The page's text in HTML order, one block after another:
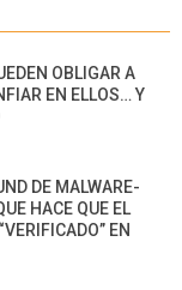
OBLIGAR A
EN ELLOS… Y
DE MALWARE-
HACE QUE EL
EN